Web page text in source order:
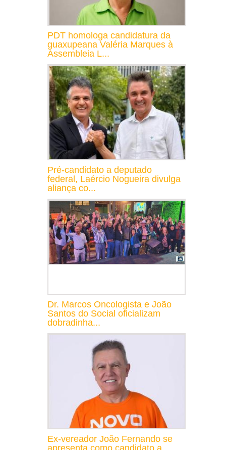
PDT homologa candidatura da
guaxupeana Valéria Marques à
Assembleia L...
Pré-candidato a deputado
federal, Laércio Nogueira divulga
aliança co...
Dr. Marcos Oncologista e João
Santos do Social oficializam
dobradinha...
Ex-vereador João Fernando se
apresenta como candidato a